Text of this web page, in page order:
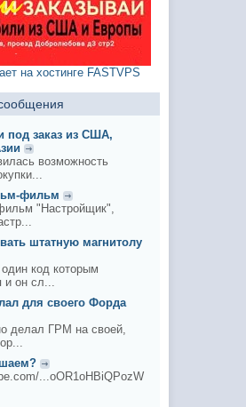
на хостинге FASTVPS
под заказ из США,
возможность
фильм
"Настройщик",
штатную магнитолу
код которым
он сл...
для своего Форда
делал ГРМ на своей,
...oOR1oHBiQPozW